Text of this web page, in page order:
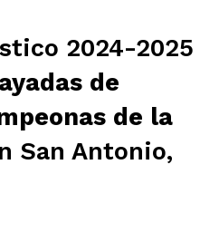
2024-2025
de
de la
San Antonio,